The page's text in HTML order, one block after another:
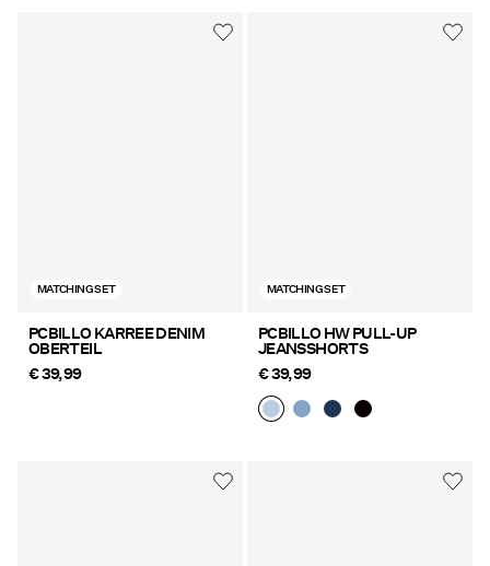
MATCHING SET
PCBILLO KARREE DENIM
OBERTEIL
€ 39,99
MATCHING SET
PCBILLO HW PULL-UP
JEANSSHORTS
€ 39,99